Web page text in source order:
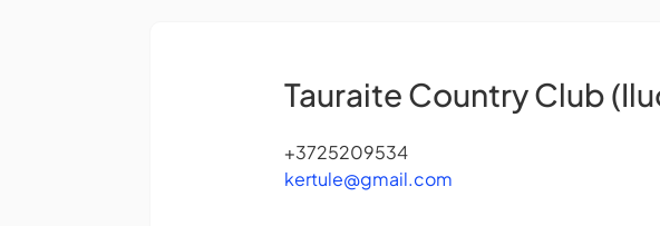
Tauraite Country Club
+3725209534
kertule@gmail.com